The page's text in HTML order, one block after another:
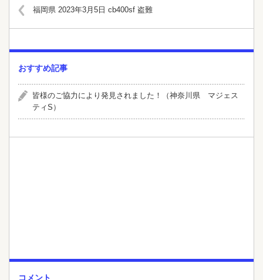
福岡県 2023年3月5日 cb400sf 盗難
おすすめ記事
皆様のご協力により発見されました！（神奈川県 マジェス
ティS）
コメント